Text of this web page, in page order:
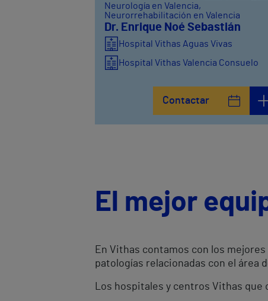
Neurología en Valencia,
Neurorrehabilitación en Valencia
Dr. Enrique Noé Sebastián
Hospital Vithas Aguas Vivas
Hospital Vithas Valencia Consuelo
Contactar
El mejor
En Vithas contamos con los
patologías relacionadas con el área
Los hospitales y centros Vithas